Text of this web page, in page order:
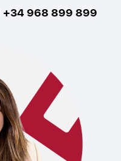
+34 968 899 899